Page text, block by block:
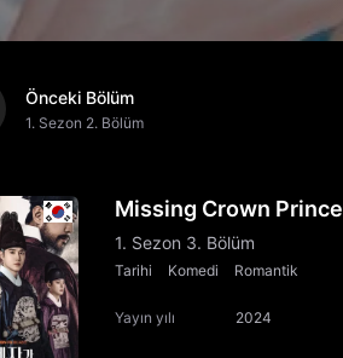
Önceki Bölüm
1. Sezon 2. Bölüm
Missing Crown Prince
1. Sezon 3. Bölüm
Tarihi Komedi Romantik
Yayın yılı 2024